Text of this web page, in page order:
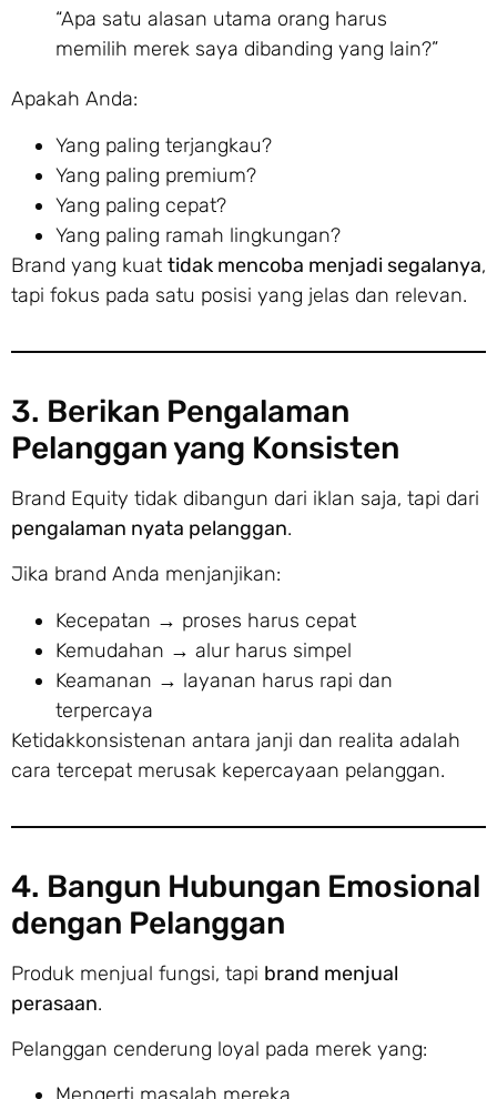
“Apa satu alasan utama orang harus
memilih merek saya dibanding yang lain?”
Apakah Anda:
Yang paling terjangkau?
Yang paling premium?
Yang paling cepat?
Yang paling ramah lingkungan?
Brand yang kuat tidak mencoba menjadi segalanya,
tapi fokus pada satu posisi yang jelas dan relevan.
3. Berikan Pengalaman
Pelanggan yang Konsisten
Brand Equity tidak dibangun dari iklan saja, tapi dari
pengalaman nyata pelanggan.
Jika brand Anda menjanjikan:
Kecepatan → proses harus cepat
Kemudahan → alur harus simpel
Keamanan → layanan harus rapi dan
terpercaya
Ketidakkonsistenan antara janji dan realita adalah
cara tercepat merusak kepercayaan pelanggan.
4. Bangun Hubungan Emosional
dengan Pelanggan
Produk menjual fungsi, tapi brand menjual
perasaan.
Pelanggan cenderung loyal pada merek yang: